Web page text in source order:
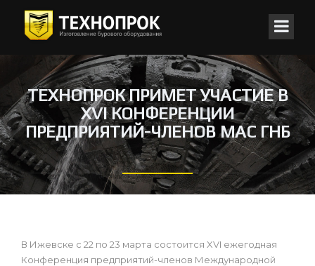
ТЕХНОПРОК ПРИМЕТ УЧАСТИЕ В
XVI КОНФЕРЕНЦИИ
ПРЕДПРИЯТИЙ-ЧЛЕНОВ МАС ГНБ
В Ижевске с 22 по 23 марта состоится XVI ежегодная
Конференция предприятий-членов Международной